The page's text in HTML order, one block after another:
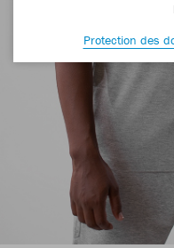
Protection des